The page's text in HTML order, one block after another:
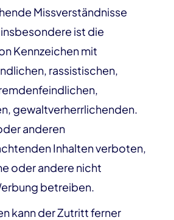
Missverständnisse
ist die
Kennzeichen mit
rassistischen,
gewaltverherrlichenden.
anderen
Inhalten verboten,
oder andere nicht
betreiben.
kann der Zutritt ferner